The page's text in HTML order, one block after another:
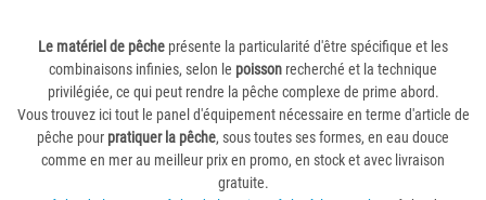
Le matériel de pêche présente la particularité d'être spécifique et les
combinaisons infinies, selon le poisson recherché et la technique
privilégiée, ce qui peut rendre la pêche complexe de prime abord.
Vous trouvez ici tout le panel d'équipement nécessaire en terme d'article de
pêche pour pratiquer la pêche, sous toutes ses formes, en eau douce
comme en mer au meilleur prix en promo, en stock et avec livraison
gratuite.